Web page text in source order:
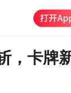
，卡牌